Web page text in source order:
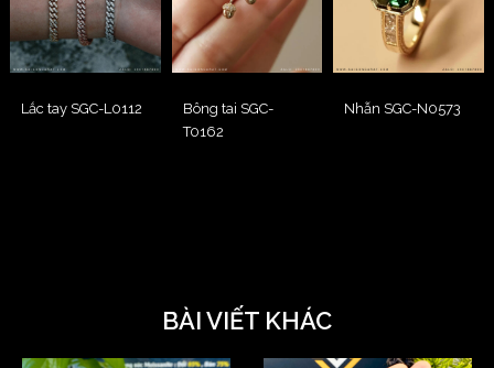
Lắc tay SGC-L0112
Bông tai SGC-
T0162
Nhẫn SGC-N0573
BÀI VIẾT KHÁC